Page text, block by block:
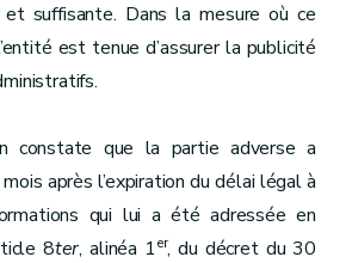
et suffisante. Dans la mesure où ce
est tenue d’assurer la publicité
constate que la partie adverse a
après l’expiration du délai légal à
qui lui a été adressée en
8ter, alinéa 1er, du décret du 30